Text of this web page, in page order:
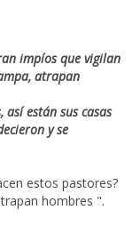
impíos que vigilan
atrapan
así están sus casas
y se
estos pastores?
hombres ".